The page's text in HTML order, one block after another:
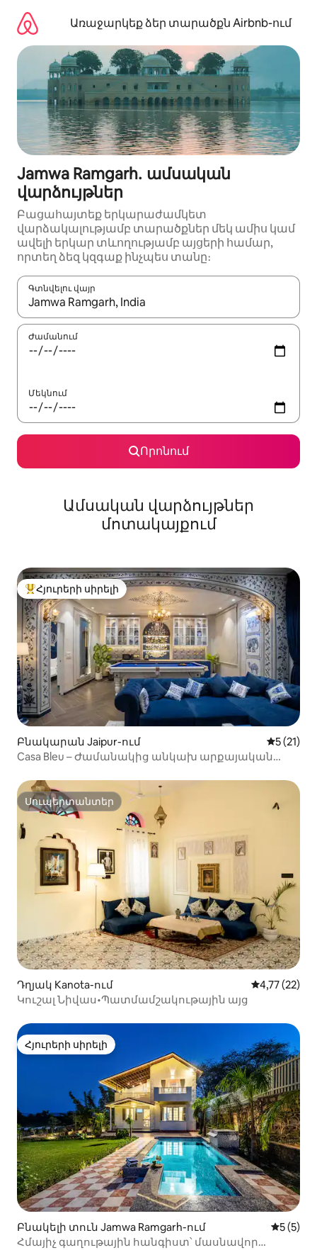
բովանդակությանըԱռաջարկեք ձեր տարածքն Airbnb-ում
Jamwa Ramgarh․ ամսական
վարձույթներ
Բացահայտեք երկարաժամկետ
վարձակալությամբ տարածքներ մեկ ամիս կամ
ավելի երկար տևողությամբ այցերի համար,
որտեղ ձեզ կզգաք ինչպես տանը։
Գտնվելու վայր
Երբ արդյունքները հասանելի լինեն, սլաքների
Ժամանում
Մեկնում
Որոնում
Ամսական վարձույթներ
մոտակայքում
Հյուրերի սիրելի լավագույն տները
Հյուրերի սիրելի
Բնակարան Jaipur-ում Միջին
5 (21)
Casa Bleu – Ժամանակից անկախ արքայական
Սուպերտանտեր
Սուպերտանտեր
Դղյակ Kanota-ում Միջին
4,77 (22)
Կուշալ Նիվաս•Պատմամշակութային այց
Հյուրերի սիրելի
Հյուրերի սիրելի
Բնակելի տուն Jamwa Ramgarh-ում Միջին
5 (5)
Հմայիչ գաղութային հանգիստ՝ մասնավոր